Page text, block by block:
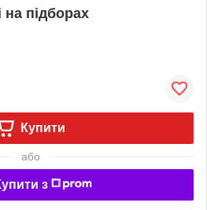
на підборах
Купити
або
з